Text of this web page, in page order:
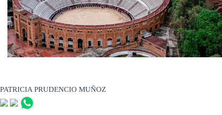
PATRICIA PRUDENCIO MUÑOZ